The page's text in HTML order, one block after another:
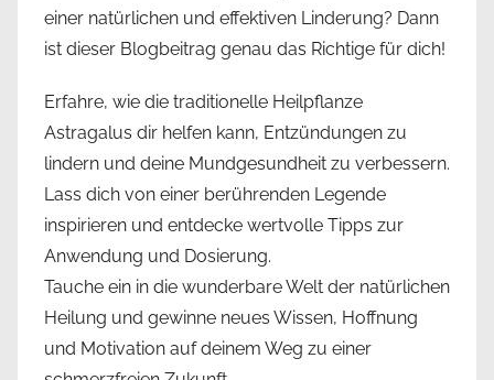
einer natürlichen und effektiven Linderung? Dann
ist dieser Blogbeitrag genau das Richtige für dich!
Erfahre, wie die traditionelle Heilpflanze
Astragalus dir helfen kann, Entzündungen zu
lindern und deine Mundgesundheit zu verbessern.
Lass dich von einer berührenden Legende
inspirieren und entdecke wertvolle Tipps zur
Anwendung und Dosierung.
Tauche ein in die wunderbare Welt der natürlichen
Heilung und gewinne neues Wissen, Hoffnung
und Motivation auf deinem Weg zu einer